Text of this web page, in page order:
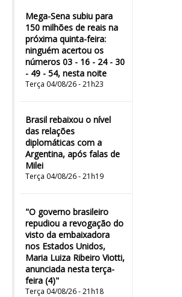
Mega-Sena subiu para
150 milhões de reais na
próxima quinta-feira:
ninguém acertou os
números 03 - 16 - 24 - 30
- 49 - 54, nesta noite
Terça 04/08/26 - 21h23
Brasil rebaixou o nível
das relações
diplomáticas com a
Argentina, após falas de
Milei
Terça 04/08/26 - 21h19
"O governo brasileiro
repudiou a revogação do
visto da embaixadora
nos Estados Unidos,
Maria Luiza Ribeiro Viotti,
anunciada nesta terça-
feira (4)"
Terça 04/08/26 - 21h18